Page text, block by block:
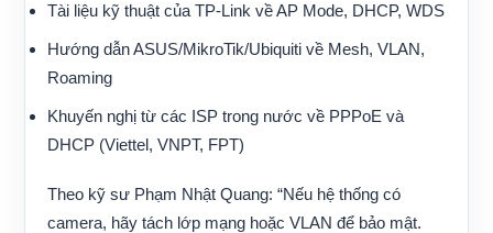
Tài liệu kỹ thuật của TP-Link về AP Mode, DHCP, WDS
Hướng dẫn ASUS/MikroTik/Ubiquiti về Mesh, VLAN,
Roaming
Khuyến nghị từ các ISP trong nước về PPPoE và
DHCP (Viettel, VNPT, FPT)
Theo kỹ sư Phạm Nhật Quang: “Nếu hệ thống có
camera, hãy tách lớp mạng hoặc VLAN để bảo mật.